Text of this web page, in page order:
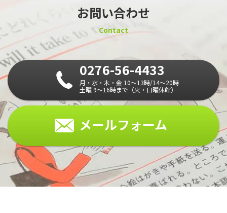
お問い合わせ
Contact
0276-56-4433
月・水・木・金 10～13時/14～20時
土曜 9～16時まで（火・日曜休館）
メールフォーム